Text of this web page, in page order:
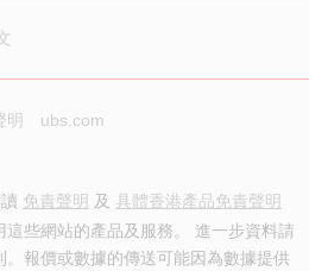
明 ubs.com
免責聲明 及 具體香港產品免責聲明
這些網站的產品及服務。 進一步資料請
報價或數據的傳送可能因為數據提供